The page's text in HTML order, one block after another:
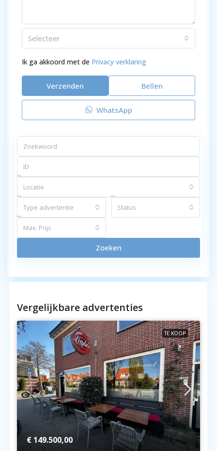
Selecteer
Ik ga akkoord met de Privacy verklaring
Verzenden Bellen
WhatsApp
Locatie
Type advertentie Status
Max. Prijs
Zoeken
Vergelijkbare advertenties
TE KOOP
€ 149.500,00